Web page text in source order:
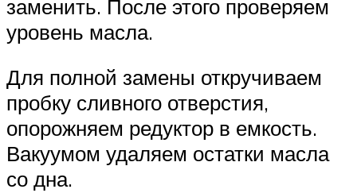
заменить. После этого проверяем
уровень масла.
Для полной замены откручиваем
пробку сливного отверстия,
опорожняем редуктор в емкость.
Вакуумом удаляем остатки масла
со дна.